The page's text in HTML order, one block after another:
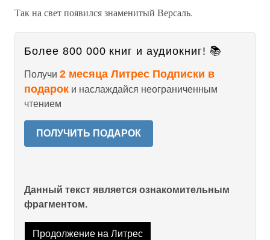
Так на свет появился знаменитый Версаль.
Более 800 000 книг и аудиокниг! 📚
Получи 2 месяца Литрес Подписки в
подарок и наслаждайся неограниченным
чтением
ПОЛУЧИТЬ ПОДАРОК
Данный текст является ознакомительным
фрагментом.
Продолжение на Литрес